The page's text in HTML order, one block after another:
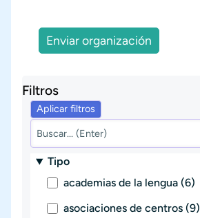
Enviar organización
Filtros
Tipo
academias de la lengua (6)
asociaciones de centros (9)